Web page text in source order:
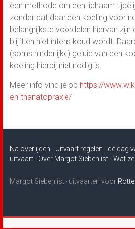
een methode om een lichaam
zonder dat daar een koeling voor
belangrijkste voordelen hiervan
blijft en niet intens koud wordt.
(soms hinderlijke) geluid van een
koeling hierbij niet nodig is.
Meer info vind je op https://
en-thanatopraxie/
Na overlijden - Uitvaart regelen - de dag
uitvaart- Over Margot Siebenlist-Wat
Margot Siebenlist - uitvaarten voor